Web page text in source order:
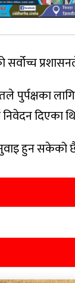
पुर्पक्षका
दिएका
हुन सकेको